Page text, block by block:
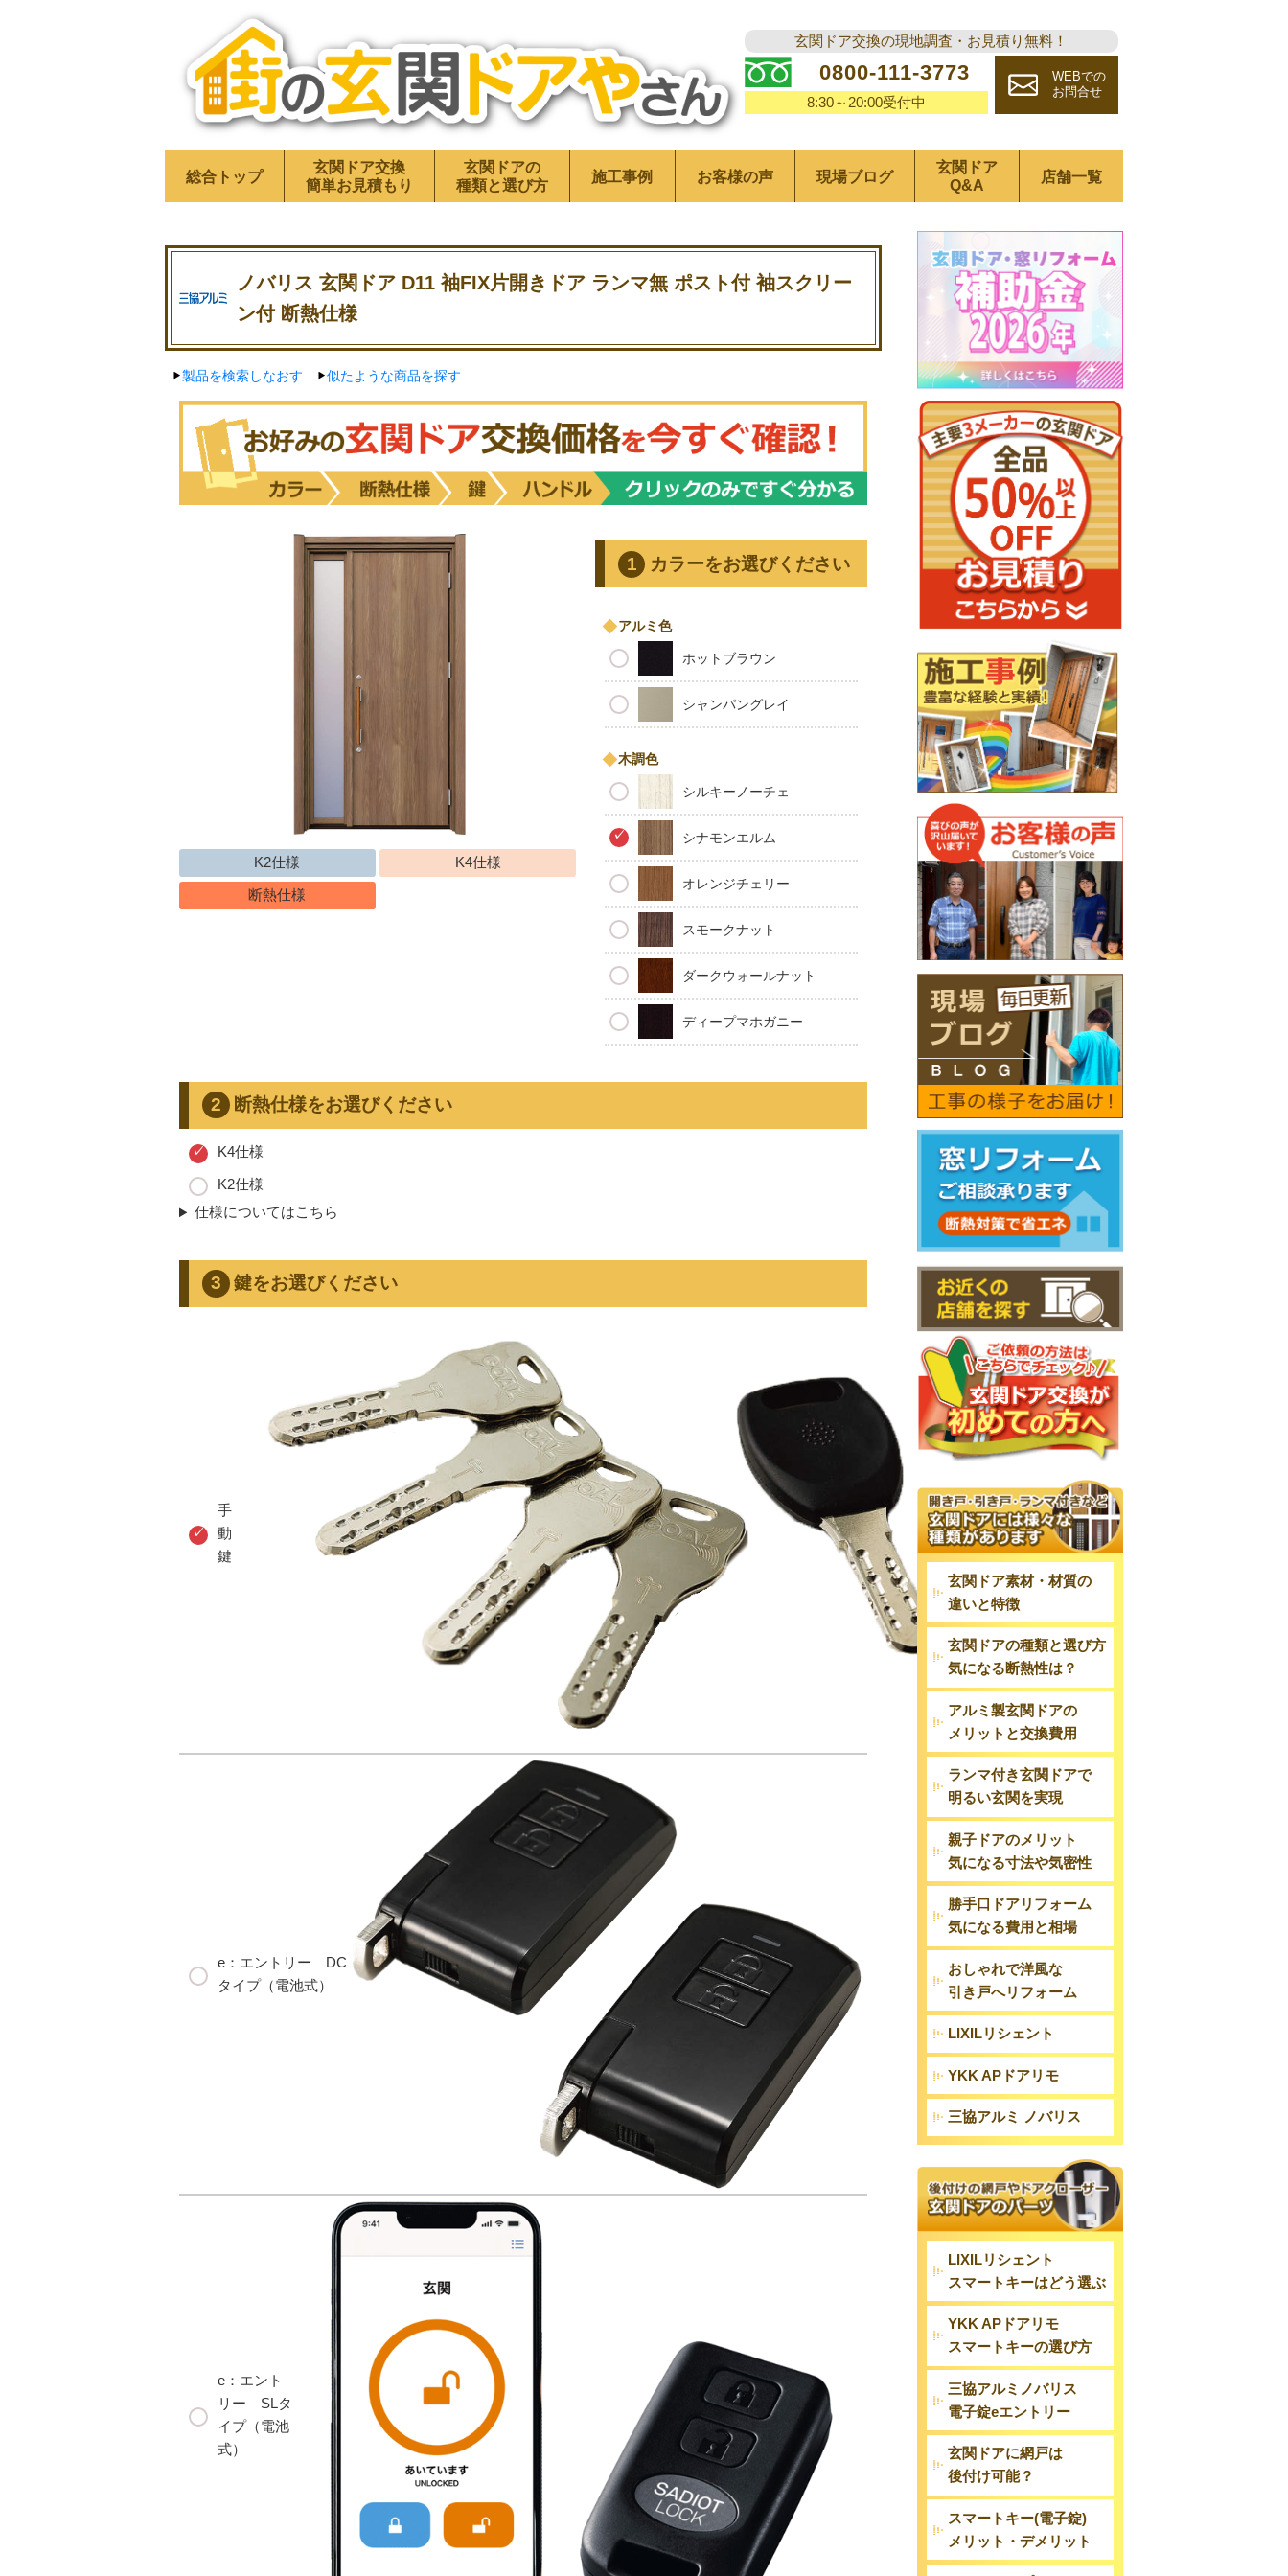
玄関ドア交換の現地調査・お見積り無料！
0800-111-3773
8:30～20:00受付中
WEBでの
お問合せ
総合トップ
玄関ドア交換
簡単お見積もり
玄関ドアの
種類と選び方
施工事例 お客様の声 現場ブログ
玄関ドア
Q&A
店舗一覧
ノバリス 玄関ドア D11 袖FIX片開きドア ランマ無 ポスト付 袖スクリー
ン付 断熱仕様
製品を検索しなおす 似たような商品を探す
K2仕様
K4仕様
断熱仕様
カラーをお選びください
アルミ色
ホットブラウン
シャンパングレイ
木調色
シルキーノーチェ
シナモンエルム
オレンジチェリー
スモークナット
ダークウォールナット
ディープマホガニー
断熱仕様をお選びください
K4仕様
K2仕様
仕様についてはこちら
鍵をお選びください
手
動
鍵
e：エントリー DC
タイプ（電池式）
e：エント
リー SLタ
イプ（電池
式）
玄関ドア素材・材質の
違いと特徴
玄関ドアの種類と選び方
気になる断熱性は？
アルミ製玄関ドアの
メリットと交換費用
ランマ付き玄関ドアで
明るい玄関を実現
親子ドアのメリット
気になる寸法や気密性
勝手口ドアリフォーム
気になる費用と相場
おしゃれで洋風な
引き戸へリフォーム
LIXILリシェント
YKK APドアリモ
三協アルミ ノバリス
LIXILリシェント
スマートキーはどう選ぶ
YKK APドアリモ
スマートキーの選び方
三協アルミノバリス
電子錠eエントリー
玄関ドアに網戸は
後付け可能？
スマートキー(電子錠)
メリット・デメリット